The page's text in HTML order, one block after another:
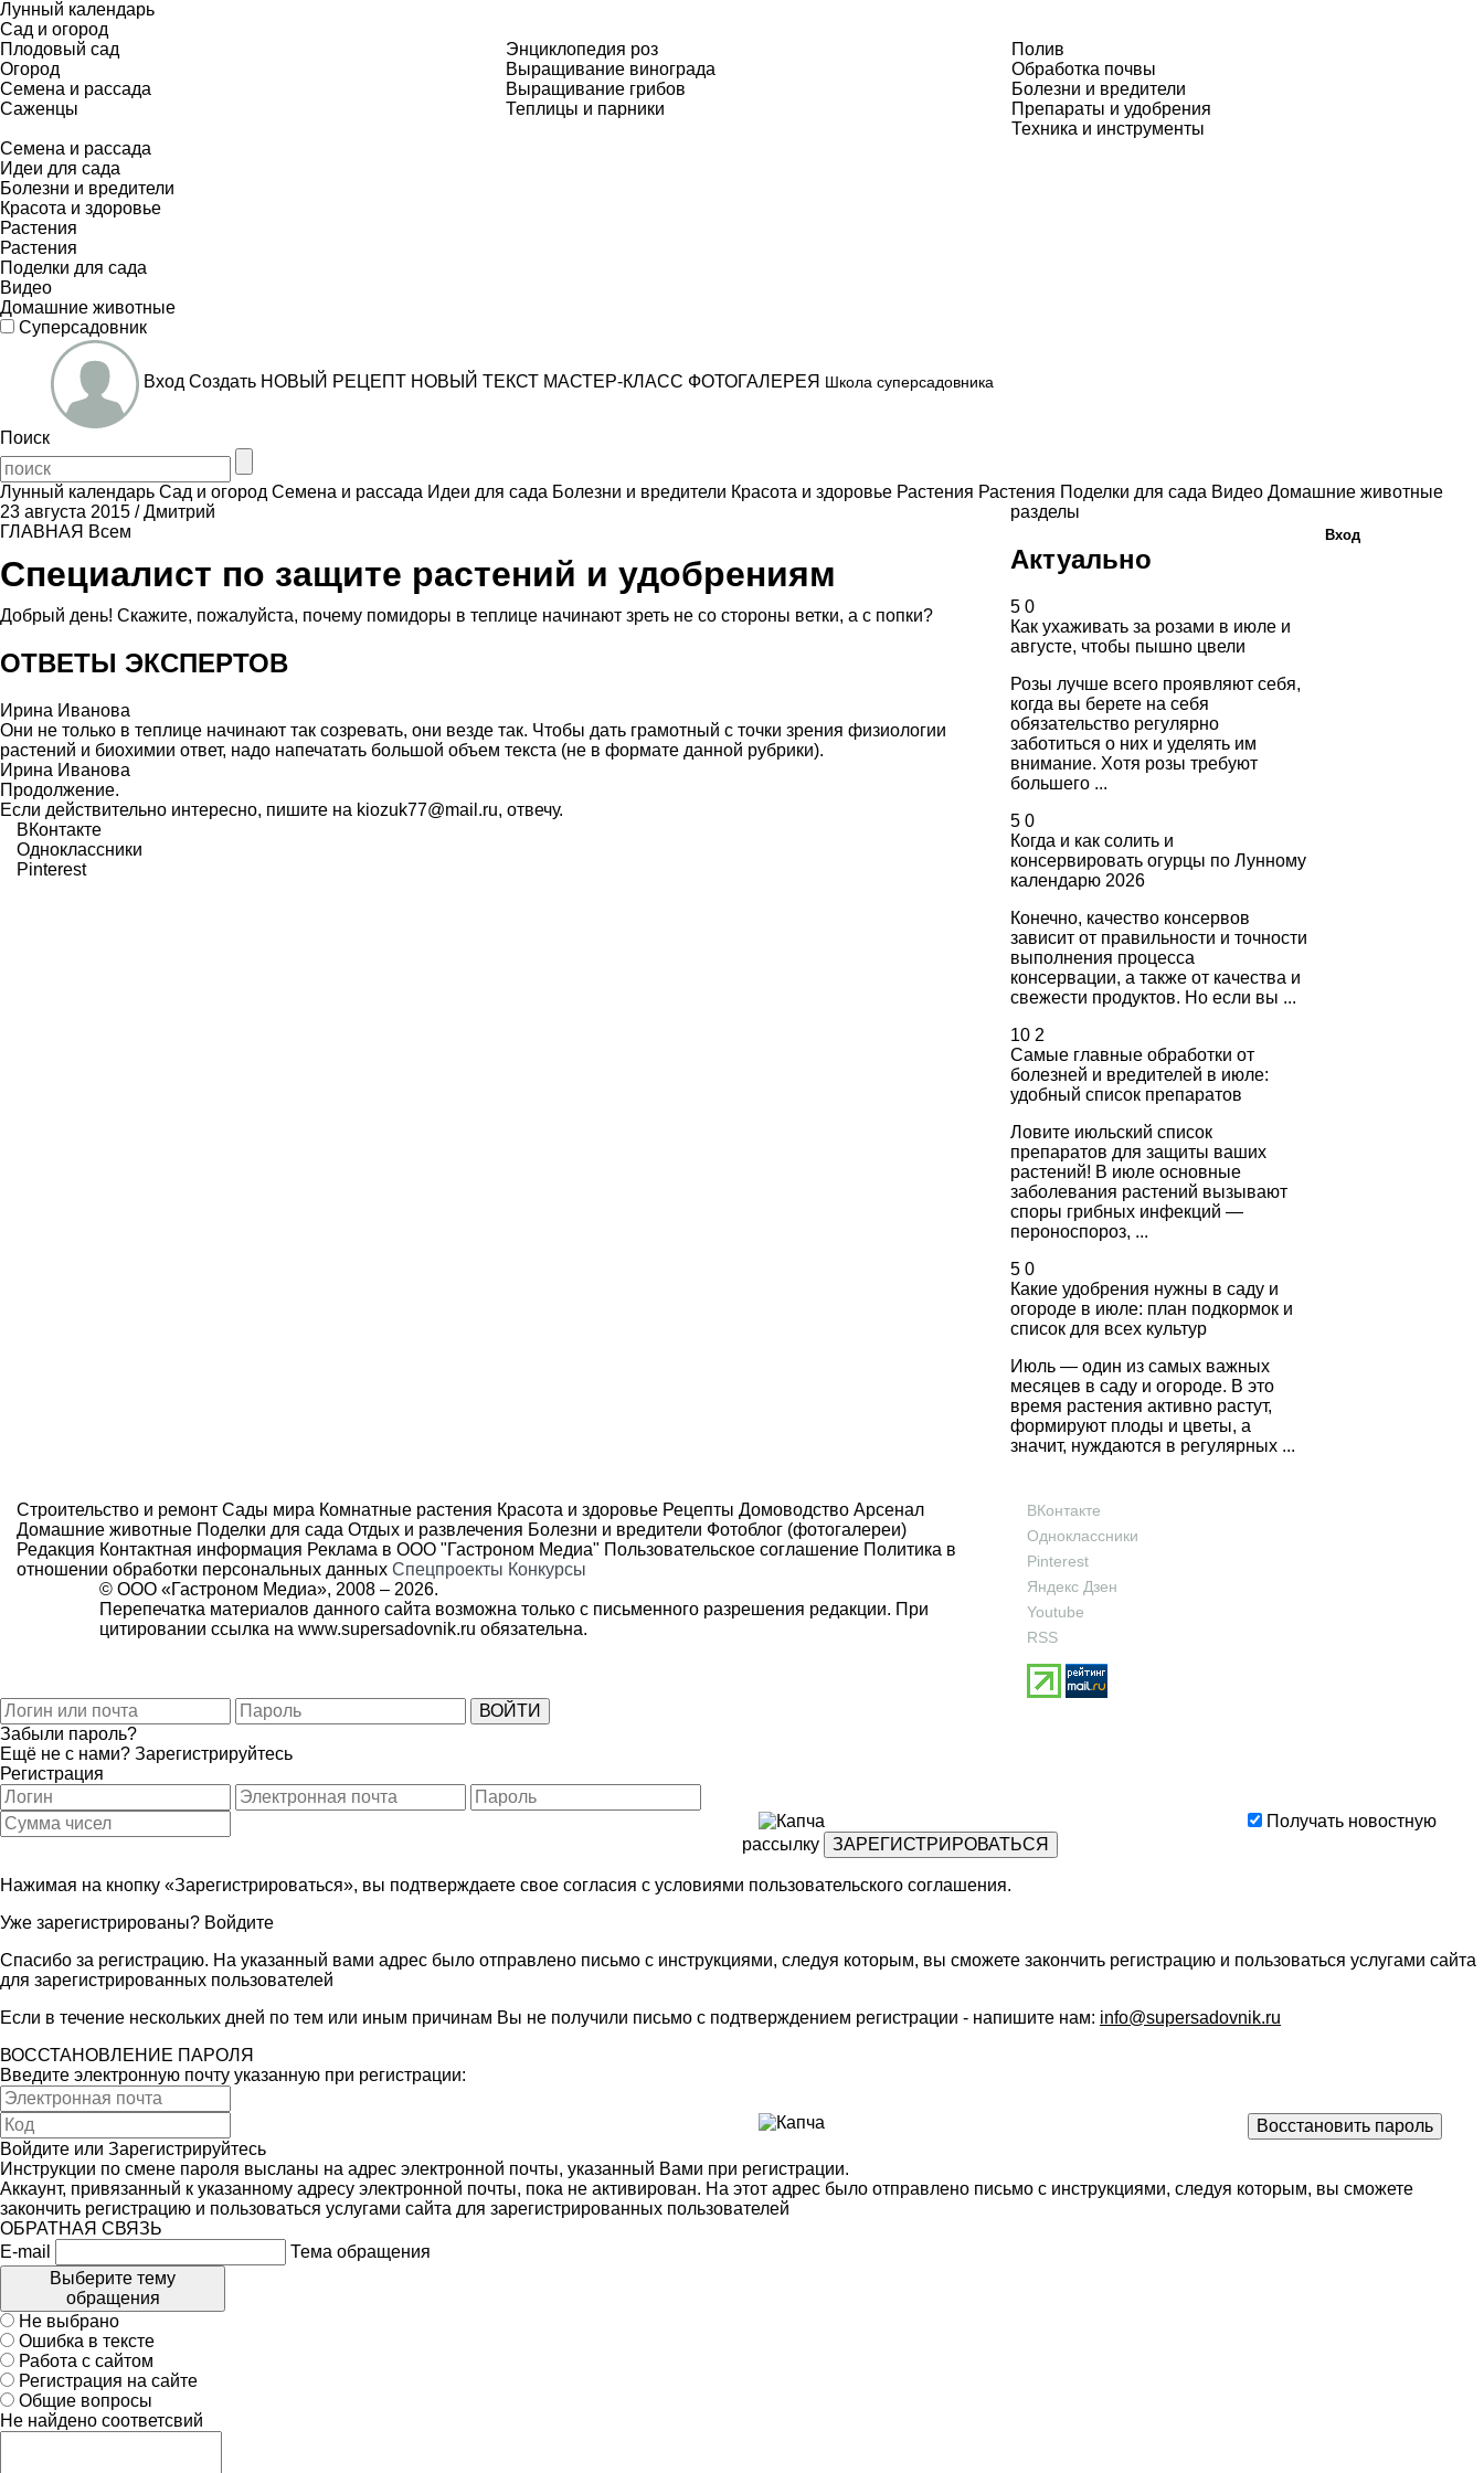
Лунный календарь
Сад и огород
Плодовый сад
Огород
Семена и рассада
Саженцы
Энциклопедия роз
Выращивание винограда
Выращивание грибов
Теплицы и парники
Полив
Обработка почвы
Болезни и вредители
Препараты и удобрения
Техника и инструменты
Семена и рассада
Идеи для сада
Болезни и вредители
Красота и здоровье
Растения
Растения
Поделки для сада
Видео
Домашние животные
Суперсадовник
Вход Создать НОВЫЙ РЕЦЕПТ НОВЫЙ ТЕКСТ МАСТЕР-КЛАСС ФОТОГАЛЕРЕЯ Школа суперсадовника
Поиск
Лунный календарь Сад и огород Семена и рассада Идеи для сада Болезни и вредители Красота и здоровье Растения Растения Поделки для сада Видео Домашние животные
23 августа 2015 /Дмитрий
ГЛАВНАЯ Всем
Специалист по защите растений и удобрениям
Добрый день! Скажите, пожалуйста, почему помидоры в теплице начинают зреть не со стороны ветки, а с попки?
ОТВЕТЫ ЭКСПЕРТОВ
Ирина Иванова
Они не только в теплице начинают так созревать, они везде так. Чтобы дать грамотный с точки зрения физиологии
растений и биохимии ответ, надо напечатать большой объем текста (не в формате данной рубрики).
Ирина Иванова
Продолжение.
Если действительно интересно, пишите на kiozuk77@mail.ru, отвечу.
ВКонтакте
Одноклассники
Pinterest
разделы
Актуально
5 0
Как ухаживать за розами в июле и
августе, чтобы пышно цвели
Розы лучше всего проявляют себя,
когда вы берете на себя
обязательство регулярно
заботиться о них и уделять им
внимание. Хотя розы требуют
большего ...
5 0
Когда и как солить и
консервировать огурцы по Лунному
календарю 2026
Конечно, качество консервов
зависит от правильности и точности
выполнения процесса
консервации, а также от качества и
свежести продуктов. Но если вы ...
10 2
Самые главные обработки от
болезней и вредителей в июле:
удобный список препаратов
Ловите июльский список
препаратов для защиты ваших
растений! В июле основные
заболевания растений вызывают
споры грибных инфекций —
пероноспороз, ...
5 0
Какие удобрения нужны в саду и
огороде в июле: план подкормок и
список для всех культур
Июль — один из самых важных
месяцев в саду и огороде. В это
время растения активно растут,
формируют плоды и цветы, а
значит, нуждаются в регулярных ...
Строительство и ремонт Сады мира Комнатные растения Красота и здоровье Рецепты Домоводство Арсенал
Домашние животные Поделки для сада Отдых и развлечения Болезни и вредители Фотоблог (фотогалереи)
Редакция Контактная информация Реклама в ООО "Гастроном Медиа" Пользовательское соглашение Политика в
отношении обработки персональных данных Спецпроекты Конкурсы
© ООО «Гастроном Медиа», 2008 – 2026.
Перепечатка материалов данного сайта возможна только с письменного разрешения редакции. При
цитировании ссылка на www.supersadovnik.ru обязательна.
ВКонтакте
Одноклассники
Pinterest
Яндекс Дзен
Youtube
RSS
Вход
Забыли пароль?
Ещё не с нами? Зарегистрируйтесь
Регистрация
Получать новостную
рассылку
Нажимая на кнопку «Зарегистрироваться», вы подтверждаете свое согласия с условиями пользовательского соглашения.
Уже зарегистрированы? Войдите
Спасибо за регистрацию. На указанный вами адрес было отправлено письмо с инструкциями, следуя которым, вы сможете закончить регистрацию и пользоваться услугами сайта
для зарегистрированных пользователей
Если в течение нескольких дней по тем или иным причинам Вы не получили письмо с подтверждением регистрации - напишите нам: info@supersadovnik.ru
ВОССТАНОВЛЕНИЕ ПАРОЛЯ
Введите электронную почту указанную при регистрации:
Войдите или Зарегистрируйтесь
Инструкции по смене пароля высланы на адрес электронной почты, указанный Вами при регистрации.
Аккаунт, привязанный к указанному адресу электронной почты, пока не активирован. На этот адрес было отправлено письмо с инструкциями, следуя которым, вы сможете
закончить регистрацию и пользоваться услугами сайта для зарегистрированных пользователей
ОБРАТНАЯ СВЯЗЬ
E-mail
Тема обращения
Выберите тему
обращения
Не выбрано
Ошибка в тексте
Работа с сайтом
Регистрация на сайте
Общие вопросы
Не найдено соответсвий